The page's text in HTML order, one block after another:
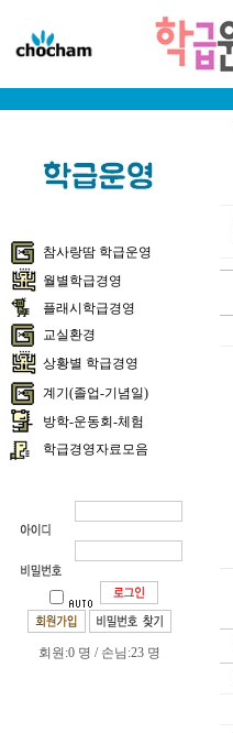
참사랑땀 학급운영
월별학급경영
플래시학급경영
교실환경
상황별 학급경영
계기(졸업-기념일)
방학-운동회-체험
학급경영자료모음
회원:0 명 / 손님:23 명